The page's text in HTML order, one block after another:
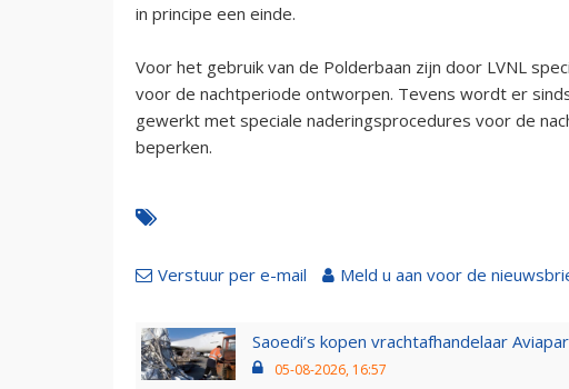
in principe een einde.
Voor het gebruik van de Polderbaan zijn door LVNL
voor de nachtperiode ontworpen. Tevens wordt er
gewerkt met speciale naderingsprocedures voor de
beperken.
Verstuur per e-mail Meld u aan voor de
Saoedi’s kopen vrachtafhandelaar
05-08-2026, 16:57